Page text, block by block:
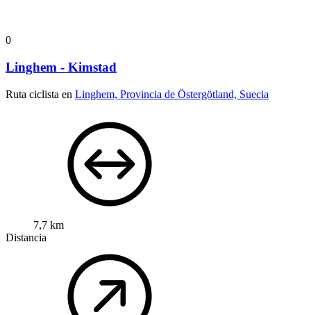
0
Linghem - Kimstad
Ruta ciclista en Linghem, Provincia de Östergötland, Suecia
7,7 km
Distancia